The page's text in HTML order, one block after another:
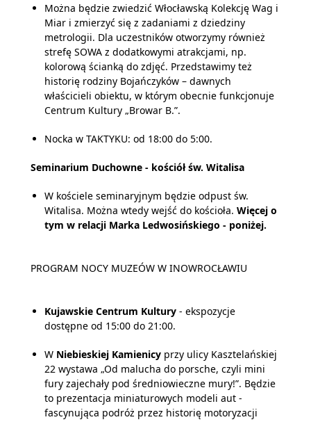
Można będzie zwiedzić Włocławską Kolekcję Wag i
Miar i zmierzyć się z zadaniami z dziedziny
metrologii. Dla uczestników otworzymy również
strefę SOWA z dodatkowymi atrakcjami, np.
kolorową ścianką do zdjęć. Przedstawimy też
historię rodziny Bojańczyków – dawnych
właścicieli obiektu, w którym obecnie funkcjonuje
Centrum Kultury „Browar B.”.
Nocka w TAKTYKU: od 18:00 do 5:00.
Seminarium Duchowne - kościół św. Witalisa
W kościele seminaryjnym będzie odpust św.
Witalisa. Można wtedy wejść do kościoła. Więcej o
tym w relacji Marka Ledwosińskiego - poniżej.
PROGRAM NOCY MUZEÓW W INOWROCŁAWIU
Kujawskie Centrum Kultury - ekspozycje
dostępne od 15:00 do 21:00.
W Niebieskiej Kamienicy przy ulicy Kasztelańskiej
22 wystawa „Od malucha do porsche, czyli mini
fury zajechały pod średniowieczne mury!”. Będzie
to prezentacja miniaturowych modeli aut -
fascynująca podróż przez historię motoryzacji